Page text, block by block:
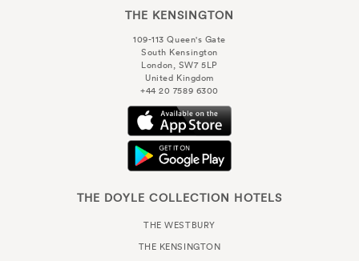
THE KENSINGTON
109-113 Queen's Gate
South Kensington
London, SW7 5LP
United Kingdom
+44 20 7589 6300
THE DOYLE COLLECTION HOTELS
THE WESTBURY
THE KENSINGTON